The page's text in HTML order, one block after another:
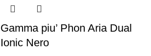
Gamma piu’ Phon Aria Dual
Ionic Nero